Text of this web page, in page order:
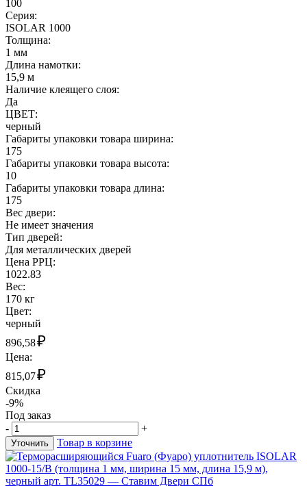
100
Серия:
ISOLAR 1000
Толщина:
1 мм
Длина намотки:
15,9 м
Наличие клеящего слоя:
Да
ЦВЕТ:
черный
Габариты упаковки товара ширина:
175
Габариты упаковки товара высота:
10
Габариты упаковки товара длина:
175
Вес двери:
Не имеет значения
Тип дверей:
Для металлических дверей
Цена РРЦ:
1022.83
Вес:
170 кг
Цвет:
черный
896,58₽
Цена:
815,07₽
Скидка
-9%
Под заказ
-
+
Уточнить Товар в корзине